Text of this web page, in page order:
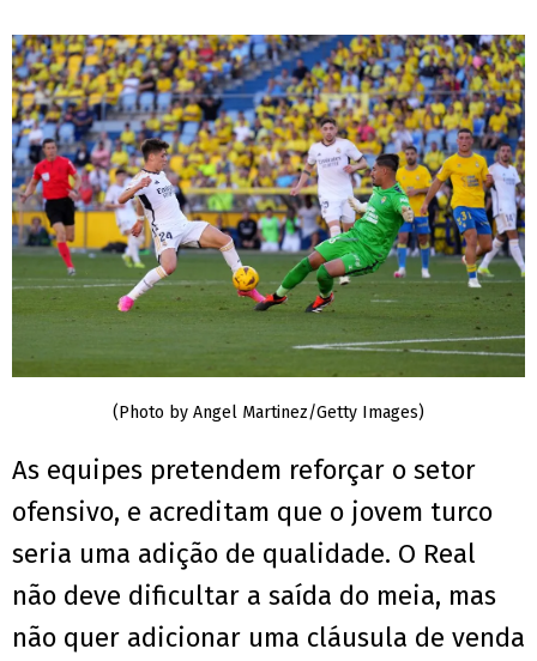
(Photo by Angel Martinez/Getty Images)
As equipes pretendem reforçar o setor
ofensivo, e acreditam que o jovem turco
seria uma adição de qualidade. O Real
não deve dificultar a saída do meia, mas
não quer adicionar uma cláusula de venda